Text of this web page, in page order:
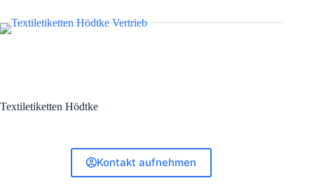
Textiletiketten Hödtke
Kontakt aufnehmen